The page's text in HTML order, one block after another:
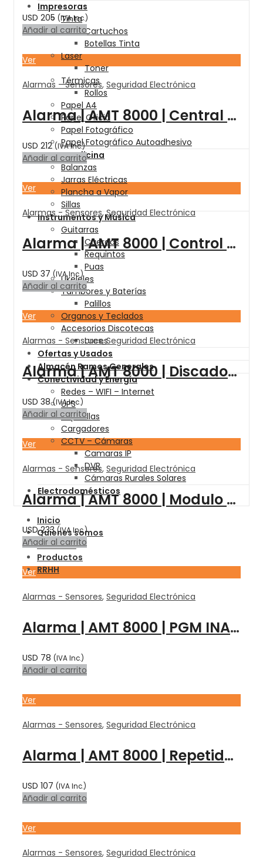
Impresoras
Tinta
Cartuchos
Botellas Tinta
Laser
Toner
Térmicas
Rollos
Papel A4
Papel Oficio
Papel Fotográfico
Papel Fotográfico Autoadhesivo
Hogar y Oficina
Balanzas
Jarras Eléctricas
Plancha a Vapor
Sillas
Instrumentos y Música
Guitarras
Cuerdas
Requintos
Puas
Ukeleles
Tambores y Baterías
Palillos
Organos y Teclados
Accesorios Discotecas
Luces
Ofertas y Usados
Almacén Ramos Generales
Conectividad y Energía
Redes – WIFI – Internet
UPS
Zapatillas
Cargadores
CCTV – Cámaras
Camaras IP
DVR
Cámaras Rurales Solares
Electrodomésticos
Inicio
Quienes somos
Servicios
Productos
RRHH
USD 205 (IVA Inc.)
Añadir al carrito
Ver
Alarmas - Sensores, Seguridad Electrónica
Alarma | AMT 8000 | Central Monitoreada AMT 8000 | WIFI / BAT – INTELBRAS
USD 212 (IVA Inc.)
Añadir al carrito
Ver
Alarmas - Sensores,Seguridad Electrónica
Alarma | AMT 8000 | Control Remoto XAC 8000 Negro – INTELBRAS
USD 37 (IVA Inc.)
Añadir al carrito
Ver
Alarmas - Sensores,Seguridad Electrónica
Alarma | AMT 8000 | Discador Telefonico | FXO 8000 AMT 2018e – INTELBRAS
USD 38 (IVA Inc.)
Añadir al carrito
Ver
Alarmas - Sensores, Seguridad Electrónica
Alarma | AMT 8000 | Modulo GPRS 3G | XAG 8000 – INTELBRAS
USD233 (IVA Inc.)
Añadir al carrito
Ver
Alarmas - Sensores, Seguridad Electrónica
Alarma | AMT 8000 | PGM INALAMBRICO | PGM 8000 – INTELBRAS
USD 78 (IVA Inc.)
Añadir al carrito
Ver
Alarmas - Sensores, Seguridad Electrónica
Alarma | AMT 8000 | Repetidor Inalambrico 600 mts REP 8000 EXP – INTELBRAS
USD 107 (IVA Inc.)
Añadir al carrito
Ver
Alarmas - Sensores, Seguridad Electrónica